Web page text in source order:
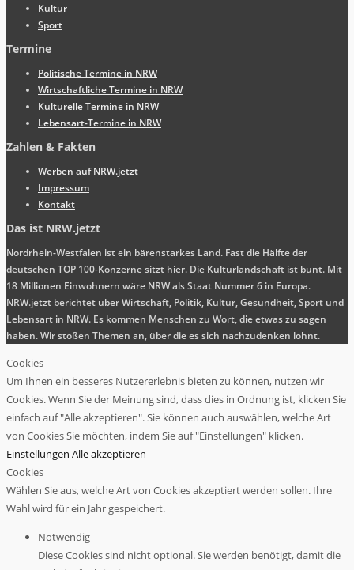
Kultur
Sport
Termine
Politische Termine in NRW
Wirtschaftliche Termine in NRW
Kulturelle Termine in NRW
Lebensart-Termine in NRW
Zahlen & Fakten
Werben auf NRW.jetzt
Impressum
Kontakt
Das ist NRW.jetzt
Nordrhein-Westfalen ist ein bärenstarkes Land. Fast die Hälfte der
deutschen TOP 100-Konzerne sitzt hier. Die Kulturlandschaft ist bunt. Mit
18 Millionen Einwohnern wäre NRW als Staat Nummer 6 in Europa.
NRW.jetzt berichtet über Wirtschaft, Politik, Kultur, Gesundheit, Sport und
Lebensart in NRW. Es kommen Menschen zu Wort, die etwas zu sagen
haben. Wir stoßen Themen an, über die es sich nachzudenken lohnt.
Cookies
Um Ihnen ein besseres Nutzererlebnis bieten zu können, nutzen wir
Cookies. Wenn Sie der Meinung sind, dass dies in Ordnung ist, klicken Sie
einfach auf "Alle akzeptieren". Sie können auch auswählen, welche Art
von Cookies Sie möchten, indem Sie auf "Einstellungen" klicken.
Einstellungen Alle akzeptieren
Cookies
Wählen Sie aus, welche Art von Cookies akzeptiert werden sollen. Ihre
Wahl wird für ein Jahr gespeichert.
Notwendig
Diese Cookies sind nicht optional. Sie werden benötigt, damit die